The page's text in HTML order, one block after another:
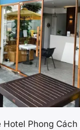
Hotel Phong